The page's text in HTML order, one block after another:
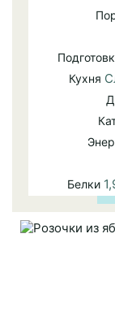
Кухня
Белки